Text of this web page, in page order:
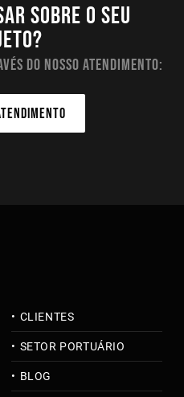
sobre o seu
do nosso atendimento:
CLIENTES
SETOR PORTUÁRIO
BLOG